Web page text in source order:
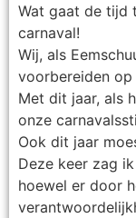
Wat gaat de tijd
carnaval!
Wij, als
voorbereiden op
Met dit jaar, als
onze
Ook dit jaar
Deze keer zag
hoewel er door